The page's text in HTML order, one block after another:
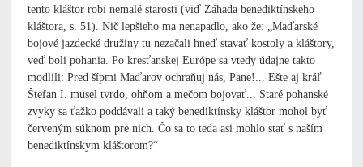
tento kláštor robí nemalé starosti (viď Záhada benediktínskeho
kláštora, s. 51). Nič lepšieho ma nenapadlo, ako že: „Maďarské
bojové jazdecké družiny tu nezačali hneď stavať kostoly a kláštory,
veď boli pohania. Po kresťanskej Európe sa vtedy údajne takto
modlili: Pred šípmi Maďarov ochraňuj nás, Pane!... Ešte aj kráľ
Štefan I. musel tvrdo, ohňom a mečom bojovať... Staré pohanské
zvyky sa ťažko poddávali a taký benediktínsky kláštor mohol byť
červeným súknom pre nich. Čo sa to teda asi mohlo stať s naším
benediktínskym kláštorom?“